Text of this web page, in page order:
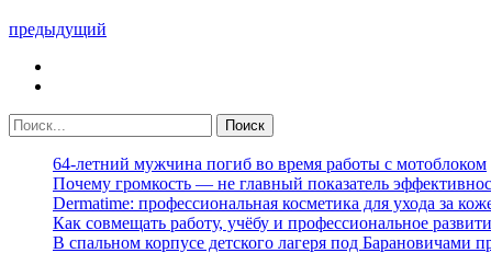
предыдущий
64-летний мужчина погиб во время работы с мотоблоком
Почему громкость — не главный показатель
Dermatime: профессиональная косметика для ухода за
Как совмещать работу, учёбу и профессиональное
В спальном корпусе детского лагеря под Барановичами